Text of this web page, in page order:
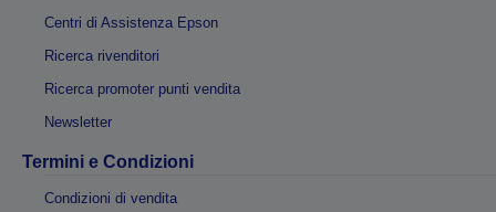
Centri di Assistenza Epson
Ricerca rivenditori
Ricerca promoter punti vendita
Newsletter
Termini e Condizioni
Condizioni di vendita